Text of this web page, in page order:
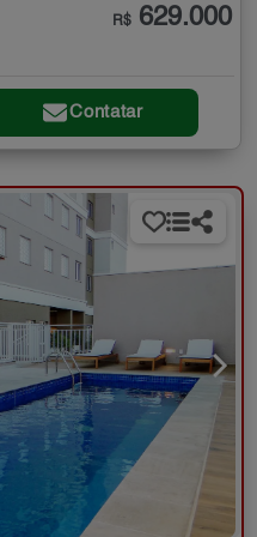
R$ 629.000
Contatar